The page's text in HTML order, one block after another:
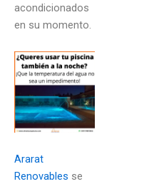
acondicionados
en su momento.
Ararat
Renovables se